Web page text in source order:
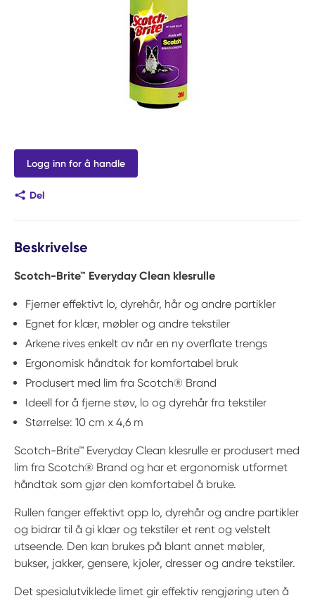
Logg inn for å handle
Del
Beskrivelse
Scotch-Brite™ Everyday Clean klesrulle
Fjerner effektivt lo, dyrehår, hår og andre partikler
Egnet for klær, møbler og andre tekstiler
Arkene rives enkelt av når en ny overflate trengs
Ergonomisk håndtak for komfortabel bruk
Produsert med lim fra Scotch® Brand
Ideell for å fjerne støv, lo og dyrehår fra tekstiler
Størrelse: 10 cm x 4,6 m
Scotch-Brite™ Everyday Clean klesrulle er produsert med
lim fra Scotch® Brand og har et ergonomisk utformet
håndtak som gjør den komfortabel å bruke.
Rullen fanger effektivt opp lo, dyrehår og andre partikler
og bidrar til å gi klær og tekstiler et rent og velstelt
utseende. Den kan brukes på blant annet møbler,
bukser, jakker, gensere, kjoler, dresser og andre tekstiler.
Det spesialutviklede limet gir effektiv rengjøring uten å